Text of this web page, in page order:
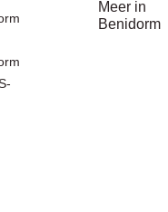
Meer in
Benidorm